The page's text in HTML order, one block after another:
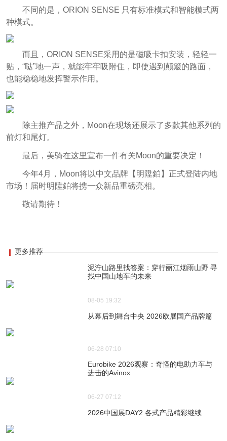
不同的是，ORION SENSE 只有标准模式和智能模式两
种模式。
而且，ORION SENSE采用的是磁吸卡扣安装，轻轻一
贴，“哒”地一声，就能牢牢吸附住，即使遇到颠簸的路面，
也能稳稳地发挥警示作用。
除主推产品之外，Moon在现场还展示了多款其他系列的
前灯和尾灯。
最后，美骑在这里宣布一件有关Moon的重要决定！
今年4月，Moon将以中文品牌【明陞鉑】正式登陆内地
市场！届时明陞鉑将携一众新品重磅亮相。
敬请期待！
更多推荐
泥泞山路里找答案：穿行丽江烟雨山野 寻
找中国山地车的未来
08-05 19:32
从幕后到舞台中央 2026欧展国产品牌篇
06-28 07:10
Eurobike 2026观察：奇怪的电助力车与
进击的Avinox
06-27 07:12
2026中国展DAY2 各式产品精彩继续